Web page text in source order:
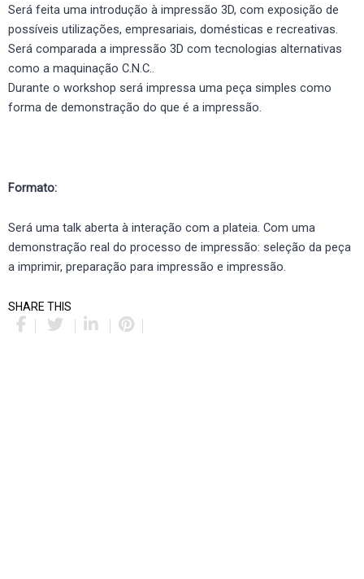
Será feita uma introdução à impressão 3D, com exposição de
possíveis utilizações, empresariais, domésticas e recreativas.
Será comparada a impressão 3D com tecnologias alternativas
como a maquinação C.N.C..
Durante o workshop será impressa uma peça simples como
forma de demonstração do que é a impressão.
Formato:
Será uma talk aberta à interação com a plateia. Com uma
demonstração real do processo de impressão: seleção da peça
a imprimir, preparação para impressão e impressão.
SHARE THIS